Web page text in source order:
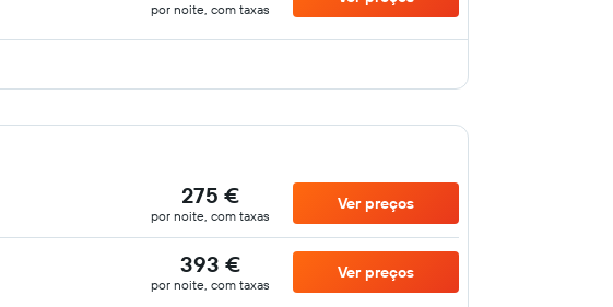
por noite, com taxas
275 €
por noite, com taxas
Ver preços
393 €
por noite, com taxas
Ver preços